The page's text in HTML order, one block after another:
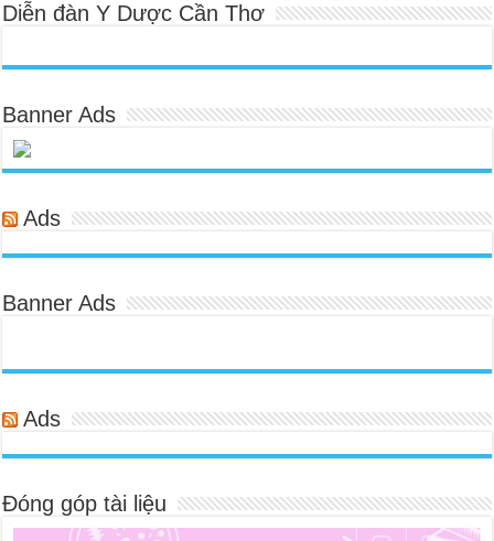
Diễn đàn Y Dược Cần Thơ
Banner Ads
Ads
Banner Ads
Ads
Đóng góp tài liệu